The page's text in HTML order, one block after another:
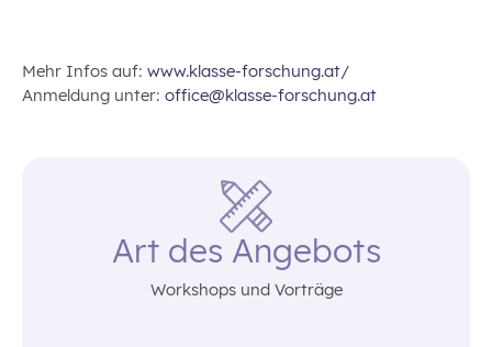
Mehr Infos auf: www.klasse-forschung.at/
Anmeldung unter: office@klasse-forschung.at
Art des Angebots
Workshops und Vorträge